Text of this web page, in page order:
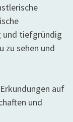
und tiefgründig
zu sehen und
auf
und